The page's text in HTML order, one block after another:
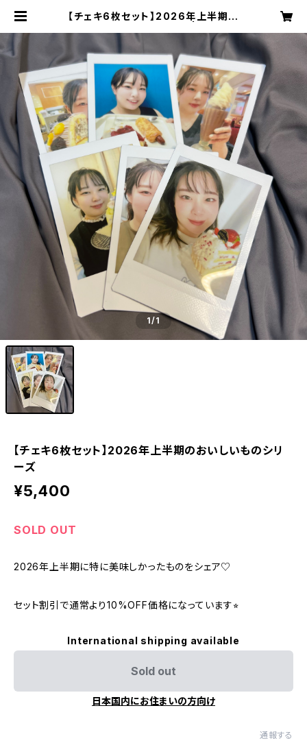
【チェキ6枚セット】2026年上半期の
1/1
【チェキ6枚セット】2026年上半期のおいしいものシリ
ーズ
¥5,400
SOLD OUT
2026年上半期に特に美味しかったものをシェア♡
セット割引で通常より10%OFF価格になっています⭐︎
International shipping available
Sold out
日本国内にお住まいの方向け
通報する